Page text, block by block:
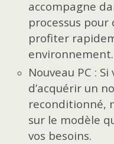
accompagne
processus pour
profiter
environnement.
Nouveau PC :
d’acquérir un
reconditionné,
sur le modèle
vos besoins.